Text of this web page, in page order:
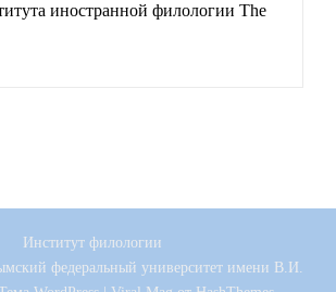
иностранной филологии The
Институт филологии
федеральный университет имени В.И.